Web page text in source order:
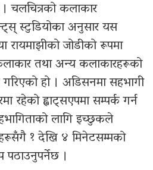
कलाकार
स्टुडियोका अनुसार यस
रायमाझीको जोडीको रूपमा
तथा अन्य कलाकारहरूको
हो । अडिसनमा सहभागी
रहेको ह्वाट्सएपमा सम्पर्क गर्न
लागि इच्छुकले
१ देखि ४ मिनेटसम्मको
।